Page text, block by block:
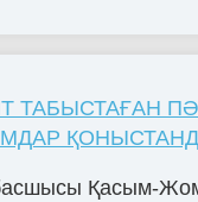
ТАБЫСТАҒАН
Қасым-